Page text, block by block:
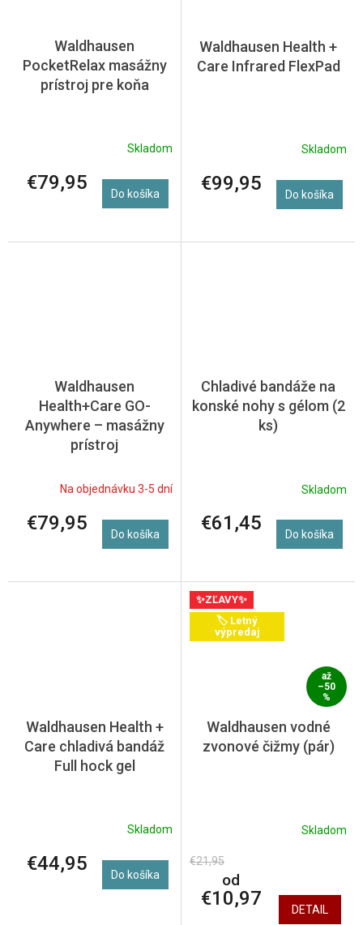
Waldhausen
PocketRelax masážny
prístroj pre koňa
Skladom
€79,95 Do košíka
Waldhausen Health +
Care Infrared FlexPad
Skladom
€99,95 Do košíka
Waldhausen
Health+Care GO-
Anywhere – masážny
prístroj
Na objednávku 3-5 dní
€79,95 Do košíka
Chladivé bandáže na
konské nohy s gélom (2
ks)
Skladom
€61,45 Do košíka
Waldhausen Health +
Care chladivá bandáž
Full hock gel
Skladom
€44,95 Do košíka
✨ZĽAVY✨
🏷️ Letný
výpredaj
až
–50
%
Waldhausen vodné
zvonové čižmy (pár)
Skladom
€21,95
od
€10,97 DETAIL